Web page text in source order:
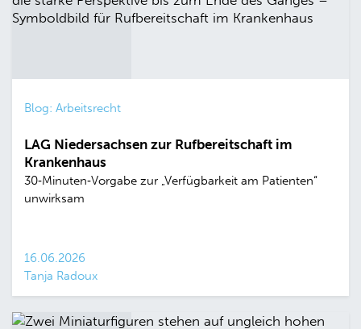
Blog: Arbeitsrecht
LAG Niedersachsen zur Rufbereitschaft im
Krankenhaus
30‑Minuten‑Vorgabe zur „Verfügbarkeit am Patienten“
unwirksam
16.06.2026
Tanja Radoux